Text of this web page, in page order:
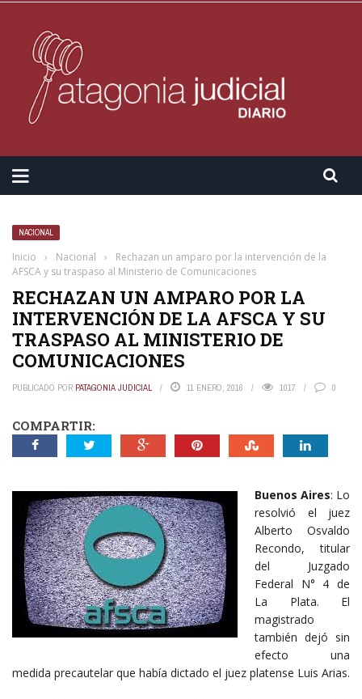
NACIONAL
Inicio › Nacional ›
Rechazan un amparo por la intervención de la
AFSCA y su traspaso al Ministerio de Comunicaciones
RECHAZAN UN AMPARO POR LA
INTERVENCIÓN DE LA AFSCA Y SU
TRASPASO AL MINISTERIO DE
COMUNICACIONES
PUBLICADO POR PATAGONIA JUDICIAL 11 ENERO, 2016 1017 0
COMPARTIR:
Buenos Aires: Lo
resolvió el juez
Alberto Osvaldo
Recondo, titular
del Juzgado
Federal N° 4 de
La Plata. El
magistrado
también dejó sin
efecto una
medida precautelar que había dictado el juez platense Luis Arias.